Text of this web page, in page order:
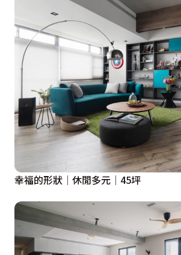
幸福的形狀│休閒多元│45坪